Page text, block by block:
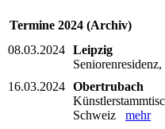
Termine 2024 (Archiv)
08.03.2024 Leipzig
16.03.2024 Obertrubach
Schweiz mehr